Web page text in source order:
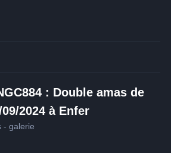
: Double amas de
2024 à Enfer
- galerie